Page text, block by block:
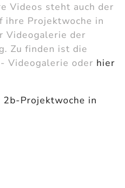
Videos steht auch der
ihre Projektwoche in
Videogalerie der
Zu finden ist die
Videogalerie oder hier
2b-Projektwoche in